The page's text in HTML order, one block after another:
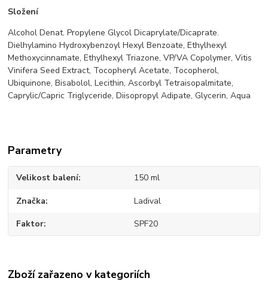
Složení
Alcohol Denat. Propylene Glycol Dicaprylate/Dicaprate.
Dielhylamino Hydroxybenzoyl Hexyl Benzoate, Ethylhexyl
Methoxycinnamate, Ethylhexyl Triazone, VP/VA Copolymer, Vitis
Vinifera Seed Extract, Tocopheryl Acetate, Tocopherol,
Ubiquinone, Bisabolol, Lecithin, Ascorbyl Tetraisopalmitate,
Caprylic/Capric Triglyceride, Diisopropyl Adipate, Glycerin, Aqua
Parametry
Velikost balení 150 ml
Značka Ladival
Faktor SPF20
Zboží zařazeno v kategoriích